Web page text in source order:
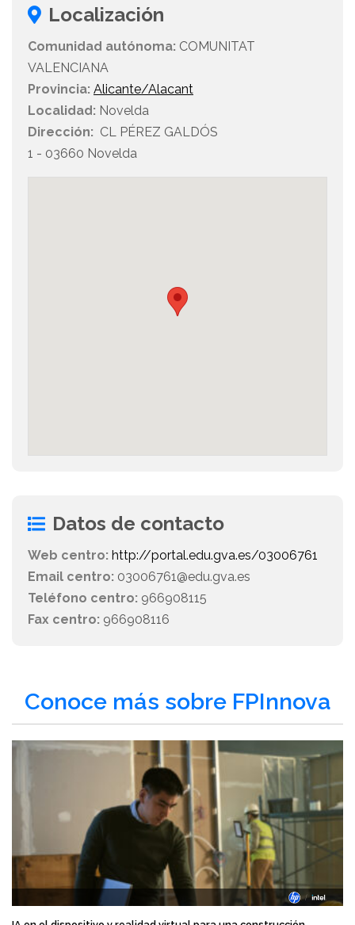
Localización
Comunidad autónoma: COMUNITAT
VALENCIANA
Provincia: Alicante/Alacant
Localidad: Novelda
Dirección: CL PÉREZ GALDÓS
1 - 03660 Novelda
Datos de contacto
Web centro: http://portal.edu.gva.es/03006761
Email centro: 03006761@edu.gva.es
Teléfono centro: 966908115
Fax centro: 966908116
Conoce más sobre FPInnova